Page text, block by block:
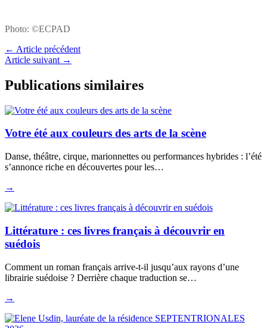
Photo: ©ECPAD
← Article précédent
Article suivant →
Publications similaires
Votre été aux couleurs des arts de la scène
Danse, théâtre, cirque, marionnettes ou performances hybrides : l’été
s’annonce riche en découvertes pour les…
→
Littérature : ces livres français à découvrir en
suédois
Comment un roman français arrive-t-il jusqu’aux rayons d’une
librairie suédoise ? Derrière chaque traduction se…
→